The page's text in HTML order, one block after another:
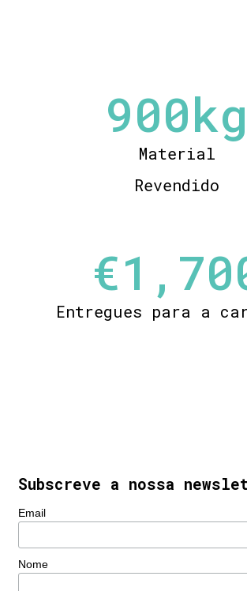
900kg
Material
Revendido
€
Entregues para a
Subscreve a nossa
Email
Nome